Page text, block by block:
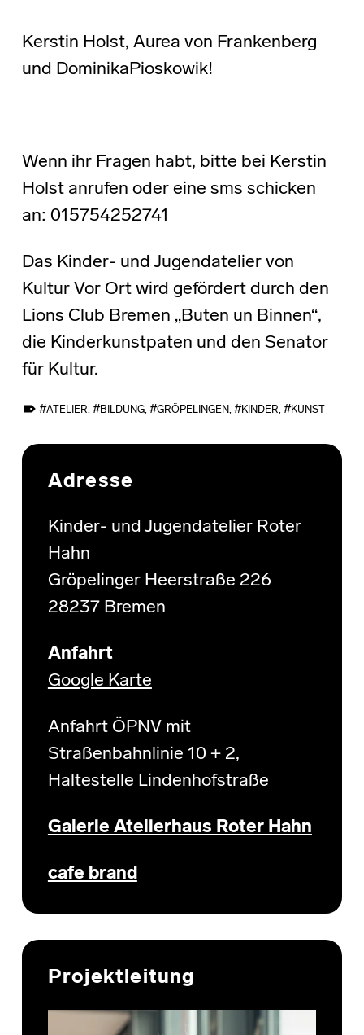
Kerstin Holst, Aurea von Frankenberg
und DominikaPioskowik!
Wenn ihr Fragen habt, bitte bei Kerstin
Holst anrufen oder eine sms schicken
an: 015754252741
Das Kinder- und Jugendatelier von
Kultur Vor Ort wird gefördert durch den
Lions Club Bremen „Buten un Binnen“,
die Kinderkunstpaten und den Senator
für Kultur.
ATELIER, BILDUNG, GRÖPELINGEN, KINDER, KUNST
Skip back to main navigation
Adresse
Kinder- und Jugendatelier Roter
Hahn
Gröpelinger Heerstraße 226
28237 Bremen
Anfahrt
Google Karte
Anfahrt ÖPNV mit
Straßenbahnlinie 10 + 2,
Haltestelle Lindenhofstraße
Galerie Atelierhaus Roter Hahn
cafe brand
Projektleitung